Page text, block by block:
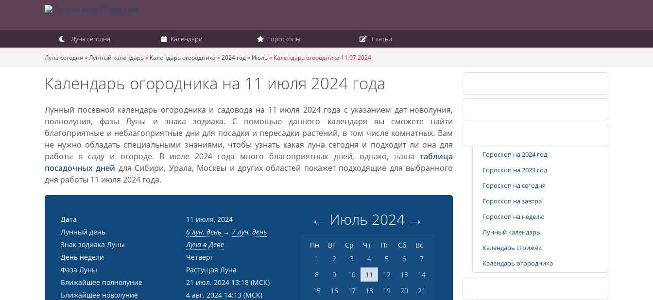
Луна сегодня Календари Гороскопы Статьи
Луна сегодня »Лунный календарь» Календарь огородника »2024 год» Июль» Календарь огородника 11.07.2024
Календарь огородника на 11 июля 2024 года
Лунный посевной календарь огородника и садовода на 11 июля 2024 года с указанием дат новолуния,
полнолуния, фазы Луны и знака зодиака. С помощью данного календаря вы сможете найти
благоприятные и неблагоприятные дни для посадки и пересадки растений, в том числе комнатных. Вам
не нужно обладать специальными знаниями, чтобы узнать какая луна сегодня и подходит ли она для
работы в саду и огороде. В июле 2024 года много благоприятных дней, однако, наша таблица
посадочных дней для Сибири, Урала, Москвы и других областей покажет подходящие для выбранного
дня работы 11 июля 2024 года.
Дата
11 июля, 2024
Лунный день
6 лун. день → 7 лун. день
Знак зодиака Луны
Луна в Деве
День недели
Четверг
Фаза Луны
Растущая Луна
Ближайшее полнолуние
21 июл. 2024 13:18 (МСК)
Ближайшее новолуние
4 авг. 2024 14:13 (МСК)
← Июль 2024 →
Пн Вт Ср Чт Пт Сб
Вс
1
2 3 4 5 6
7
8
9 10 11 12 13
14
15
16 17 18 19 20
21
Гороскоп на 2024 год
Гороскоп на 2023 год
Гороскоп на сегодня
Гороскоп на завтра
Гороскоп на неделю
Лунный календарь
Календарь стрижек
Календарь огородника